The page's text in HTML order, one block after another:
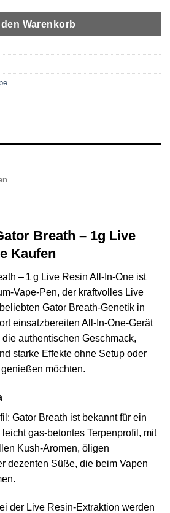
den Warenkorb
Breath – 1g Live
Kaufen
– 1 g Live Resin All‑In‑One ist
der kraftvolles Live
Gator Breath‑Genetik in
einsatzbereiten All‑In‑One‑Gerät
authentischen Geschmack,
starke Effekte ohne Setup oder
möchten.
Gator Breath ist bekannt für ein
gas‑betontes Terpenprofil, mit
Kush‑Aromen, öligen
dezenten Süße, die beim Vapen
der Live Resin‑Extraktion werden